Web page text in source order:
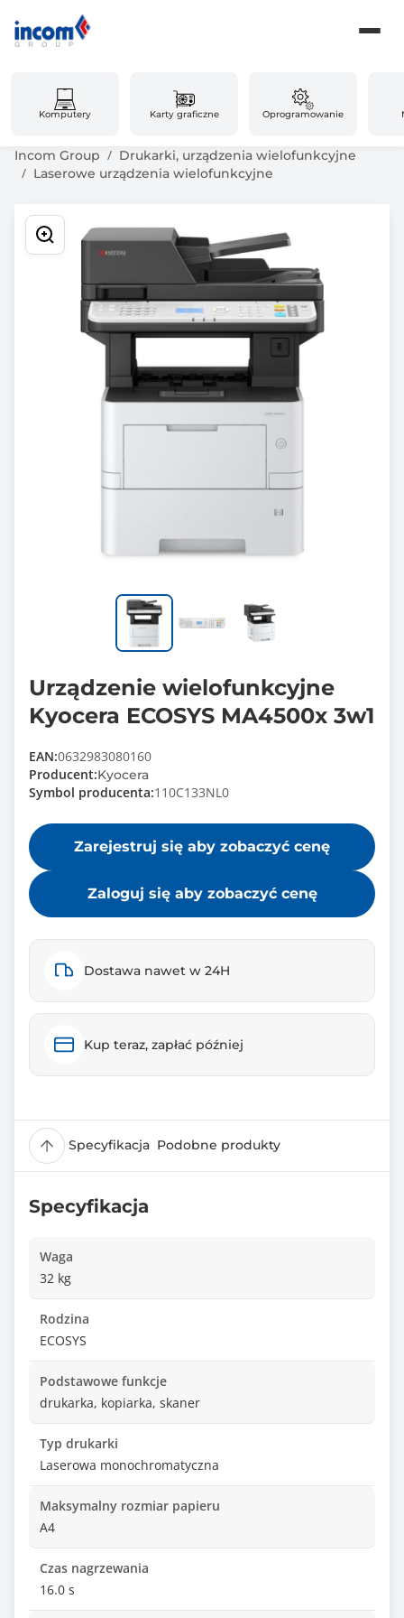
Komputery Karty graficzne Oprogramowanie
Incom Group
Drukarki, urządzenia wielofunkcyjne
Laserowe urządzenia wielofunkcyjne
Urządzenie wielofunkcyjne
Kyocera ECOSYS MA4500x 3w1
EAN:0632983080160
Producent:Kyocera
Symbol producenta:110C133NL0
Zarejestruj się aby zobaczyć cenę
Zaloguj się aby zobaczyć cenę
Dostawa nawet w 24H
Kup teraz, zapłać później
Specyfikacja Podobne produkty
Specyfikacja
Waga
32 kg
Rodzina
ECOSYS
Podstawowe funkcje
drukarka, kopiarka, skaner
Typ drukarki
Laserowa monochromatyczna
Maksymalny rozmiar papieru
A4
Czas nagrzewania
16.0 s